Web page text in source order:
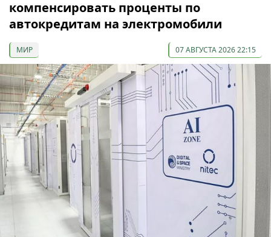
компенсировать проценты по
автокредитам на электромобили
МИР 07 АВГУСТА 2026 22:15